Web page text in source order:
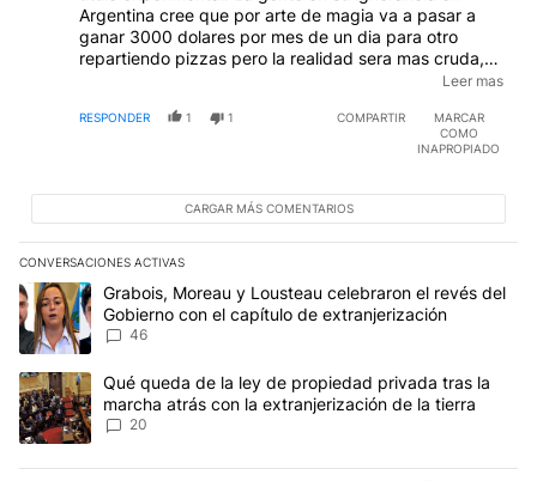
Argentina cree que por arte de magia va a pasar a
ganar 3000 dolares por mes de un dia para otro
repartiendo pizzas pero la realidad sera mas cruda,
ganara a penas 200u$s por mes. Si Argentina dolariza
corriendo a emitir una cuasimoneda tipo Lecop y toda
provincia hara lo mismo. Hasta los municipios tendran
Leer mas
RESPONDER 1 1 COMPARTIR
MARCAR
COMO
INAPROPIADO
CARGAR MÁS COMENTARIOS
CONVERSACIONES ACTIVAS
Este listado muestra los artículos con más comentarios en los
Un artículo de tendencia con el título "Grabois, Moreau y
Grabois, Moreau y Lousteau celebraron el revés del
Gobierno con el capítulo de extranjerización
46
Un artículo de tendencia con el título "Qué queda de la ley de
Qué queda de la ley de propiedad privada tras la
marcha atrás con la extranjerización de la tierra
20